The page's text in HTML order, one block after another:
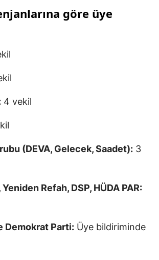
göre üye
4 vekil
(DEVA, Gelecek, Saadet): 3
Yeniden Refah, DSP, HÜDA PAR:
Demokrat Parti: Üye bildiriminde